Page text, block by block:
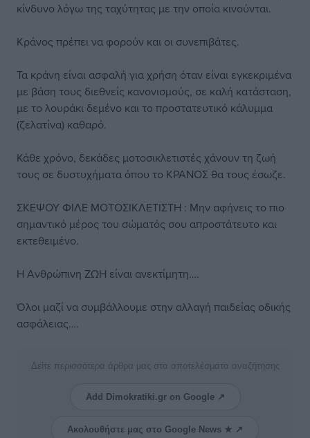
κίνδυνο λόγω της ταχύτητας με την οποία κινούνται.
Κράνος πρέπει να φορούν και οι συνεπιβάτες.
Τα κράνη είναι ασφαλή για χρήση όταν είναι εγκεκριμένα
με βάση τους διεθνείς κανονισμούς, σε καλή κατάσταση,
με το λουράκι δεμένο και το προστατευτικό κάλυμμα
(ζελατίνα) καθαρό.
Κάθε χρόνο, δεκάδες μοτοσικλετιστές χάνουν τη ζωή
τους σε δυστυχήματα όπου το ΚΡΑΝΟΣ θα τους έσωζε.
ΣΚΕΨΟΥ ΦΙΛΕ ΜΟΤΟΣΙΚΛΕΤΙΣΤΗ : Μην αφήνεις το πιο
σημαντικό μέρος του σώματός σου απροστάτευτο και
εκτεθειμένο.
Η Ανθρώπινη ΖΩΗ είναι ανεκτίμητη….
Όλοι μαζί να συμβάλλουμε στην αλλαγή παιδείας οδικής
ασφάλειας….
Δείτε περισσότερα άρθρα μας στα αποτελέσματα αναζήτησης
Add Dimokratiki.gr on Google ↗
Ακολουθήστε μας στο Google News ★ ↗